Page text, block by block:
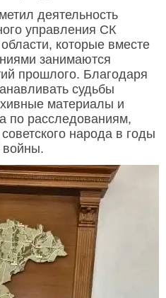
деятельность
управления СК
которые вместе
занимаются
прошлого. Благодаря
судьбы
материалы и
по расследованиям,
народа в годы
войны.